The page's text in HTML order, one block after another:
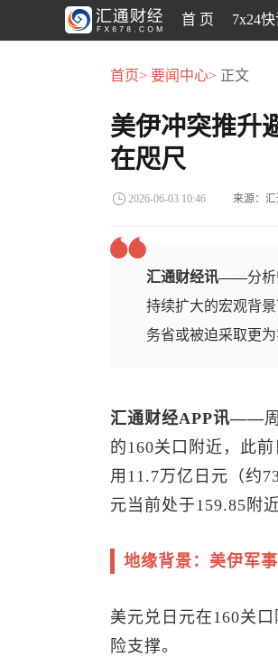
首 页 7x24
首页> 要闻中心> 正文
美伊冲突推升
在咫尺
2026-06-03 10:46 来源：汇
汇通财经讯——分
持续扩大的宏观背
务省或被迫采取更
汇通财经APP讯——
的160关口附近，此
用11.7万亿日元（约
元当前处于159.85附近
地缘背景：美伊军
美元兑日元在160关
险支撑。